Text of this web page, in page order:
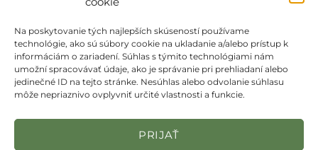
Na poskytovanie tých najlepších skúseností používame
technológie, ako sú súbory cookie na ukladanie a/alebo prístup k
informáciám o zariadení. Súhlas s týmito technológiami nám
umožní spracovávať údaje, ako je správanie pri prehliadaní alebo
jedinečné ID na tejto stránke. Nesúhlas alebo odvolanie súhlasu
môže nepriaznivo ovplyvniť určité vlastnosti a funkcie.
PRIJAŤ
Reklamačný formulár
Ochrana osobných údajov
Kde nás nájdete